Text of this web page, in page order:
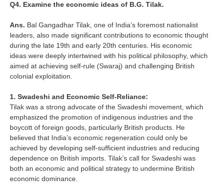
Q4. Examine the economic ideas of B.G. Tilak.
Ans. Bal Gangadhar Tilak, one of India’s foremost nationalist
leaders, also made significant contributions to economic thought
during the late 19th and early 20th centuries. His economic
ideas were deeply intertwined with his political philosophy, which
aimed at achieving self-rule (Swaraj) and challenging British
colonial exploitation.
1. Swadeshi and Economic Self-Reliance:
Tilak was a strong advocate of the Swadeshi movement, which
emphasized the promotion of indigenous industries and the
boycott of foreign goods, particularly British products. He
believed that India’s economic regeneration could only be
achieved by developing self-sufficient industries and reducing
dependence on British imports. Tilak’s call for Swadeshi was
both an economic and political strategy to undermine British
economic dominance.